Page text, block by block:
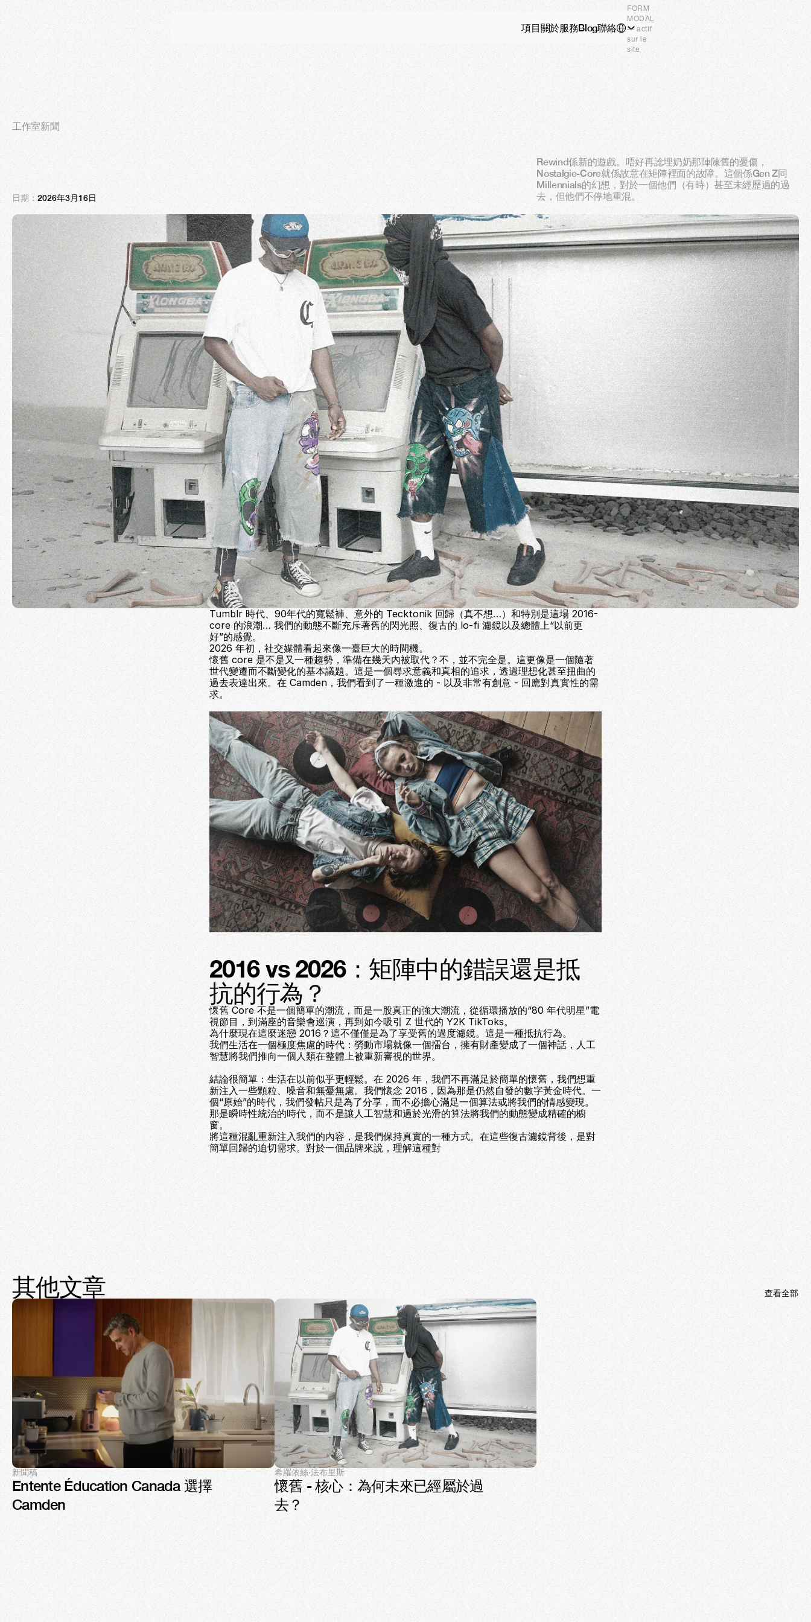
聯絡
關於服務Blog
項目 Select Language
T.CN
FORM
MODAL
— actif
sur le
site
工作室新聞
懷舊 - 核心：為 何 未 來已經屬於過 去？
日期：2026年3月16日
Rewind係新的遊戲。唔好再諗埋奶奶那陣陳舊的憂傷，
Nostalgie-Core就係故意在矩陣裡面的故障。這個係Gen Z同
Millennials的幻想，對於一個他們（有時）甚至未經歷過的過
去，但他們不停地重混。
Tumblr 時代、90年代的寬鬆褲、意外的 Tecktonik 回歸（真不想…）和特別是這場 2016-
core 的浪潮… 我們的動態不斷充斥著舊的閃光照、復古的 lo-fi 濾鏡以及總體上“以前更
好”的感覺。
2026 年初，社交媒體看起來像一臺巨大的時間機。
懷舊 core 是不是又一種趨勢，準備在幾天內被取代？不，並不完全是。這更像是一個隨著
世代變遷而不斷變化的基本議題。這是一個尋求意義和真相的追求，透過理想化甚至扭曲的
過去表達出來。在 Camden，我們看到了一種激進的 - 以及非常有創意 - 回應對真實性的需
求。
2016 vs 2026：矩陣中的錯誤還是抵
抗的行為？
懷舊 Core 不是一個簡單的潮流，而是一股真正的強大潮流，從循環播放的“80 年代明星”電
視節目，到滿座的音樂會巡演，再到如今吸引 Z 世代的 Y2K TikToks。
為什麼現在這麼迷戀 2016？這不僅僅是為了享受舊的過度濾鏡。這是一種抵抗行為。
我們生活在一個極度焦慮的時代：勞動市場就像一個擂台，擁有財產變成了一個神話，人工
智慧將我們推向一個人類在整體上被重新審視的世界。
結論很簡單：生活在以前似乎更輕鬆。在 2026 年，我們不再滿足於簡單的懷舊，我們想重
新注入一些顆粒、噪音和無憂無慮。我們懷念 2016，因為那是仍然自發的數字黃金時代。一
個“原始”的時代，我們發帖只是為了分享，而不必擔心滿足一個算法或將我們的情感變現。
那是瞬時性統治的時代，而不是讓人工智慧和過於光滑的算法將我們的動態變成精確的櫥
窗。
將這種混亂重新注入我們的內容，是我們保持真實的一種方式。在這些復古濾鏡背後，是對
簡單回歸的迫切需求。對於一個品牌來說，理解這種對
其他文章 查看全部
新聞稿
Entente Éducation Canada 選擇
Camden
希羅依絲·法布里斯
懷舊 - 核心：為何未來已經屬於過
去？